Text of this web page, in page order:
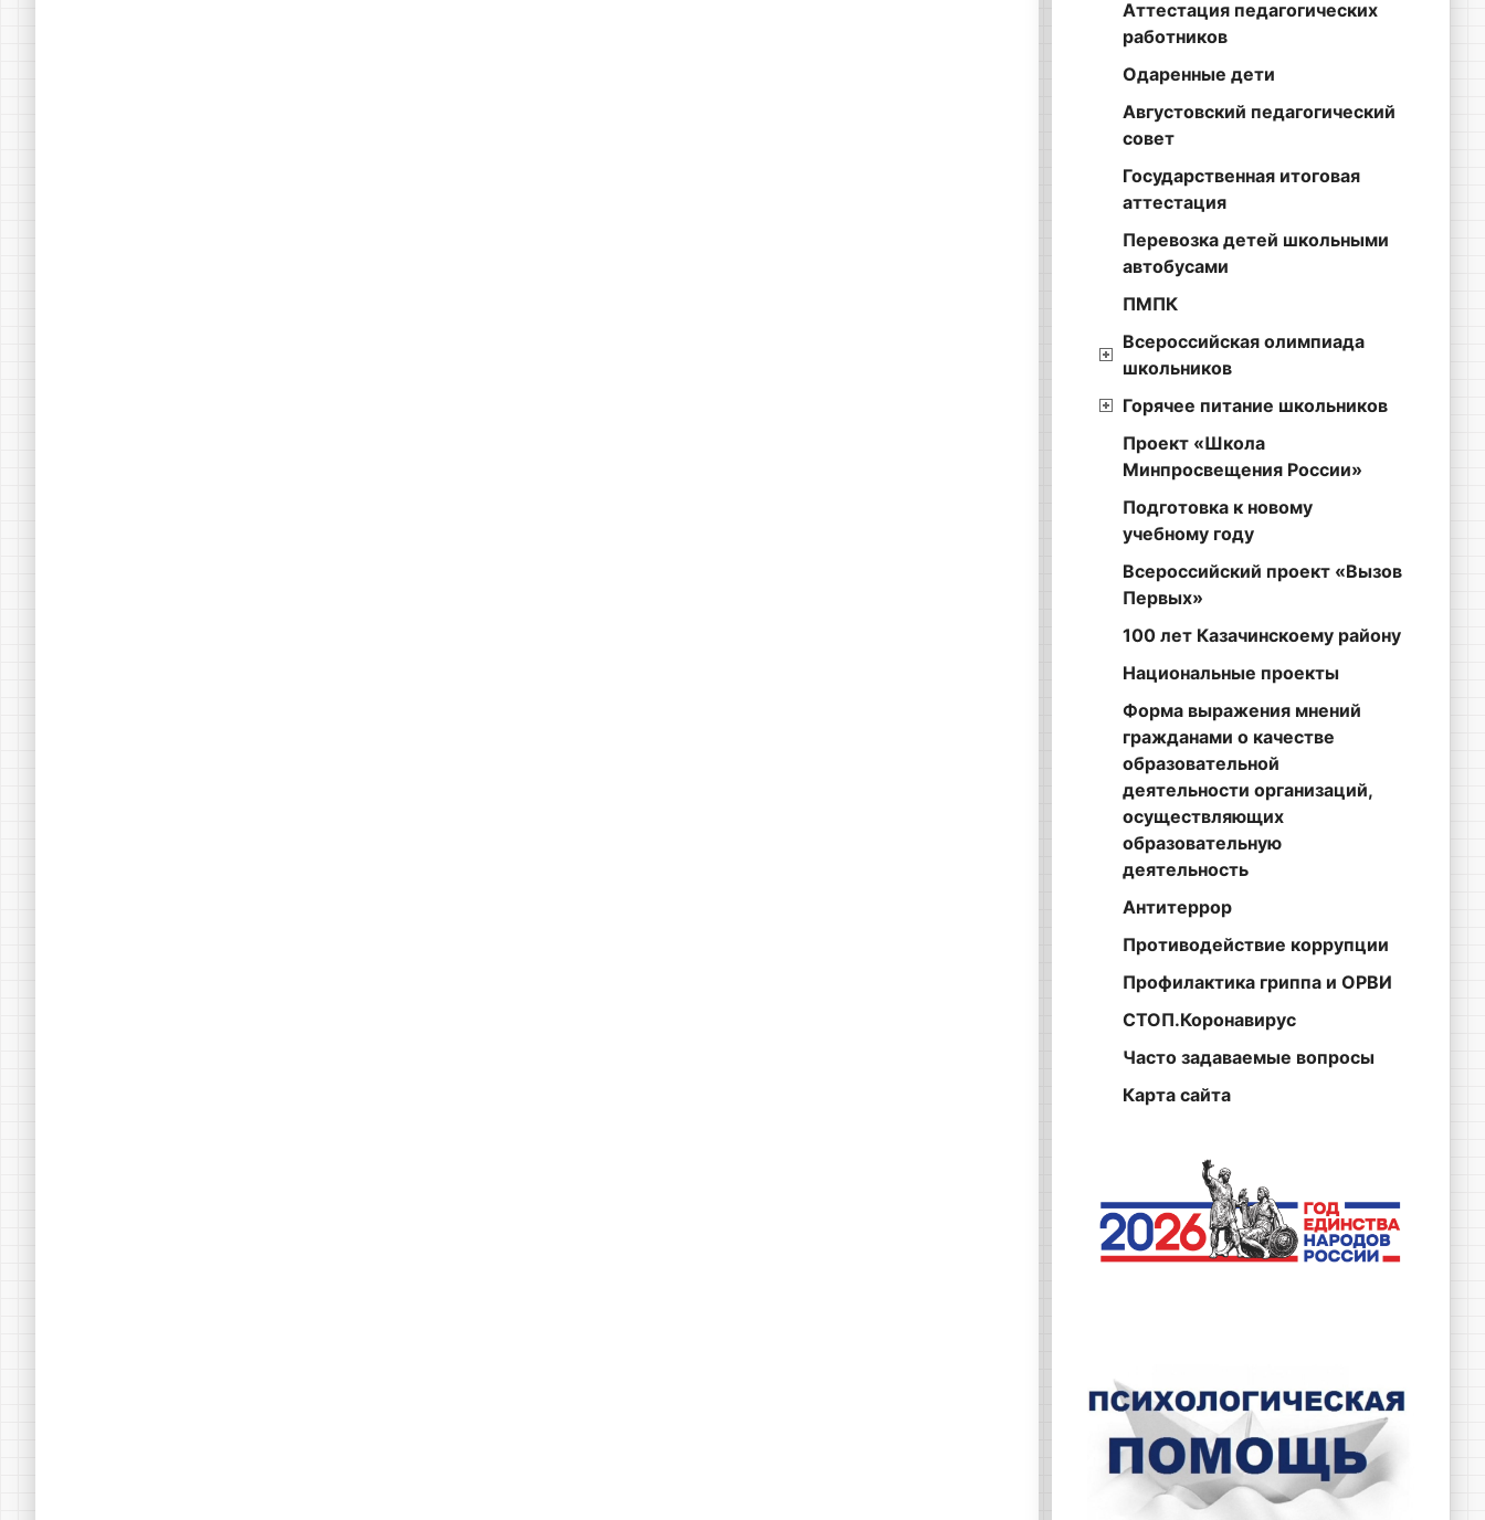
Аттестация педагогических
работников
Одаренные дети
Августовский педагогический
совет
Государственная итоговая
аттестация
Перевозка детей школьными
автобусами
ПМПК
Всероссийская олимпиада
школьников
Горячее питание школьников
Проект «Школа
Минпросвещения России»
Подготовка к новому
учебному году
Всероссийский проект «Вызов
Первых»
100 лет Казачинскоему району
Национальные проекты
Форма выражения мнений
гражданами о качестве
образовательной
деятельности организаций,
осуществляющих
образовательную
деятельность
Антитеррор
Противодействие коррупции
Профилактика гриппа и ОРВИ
СТОП.Коронавирус
Часто задаваемые вопросы
Карта сайта